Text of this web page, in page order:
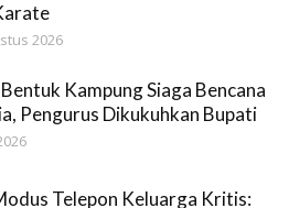
2026
Kampung Siaga Bencana
Pengurus Dikukuhkan Bupati
Telepon Keluarga Kritis: